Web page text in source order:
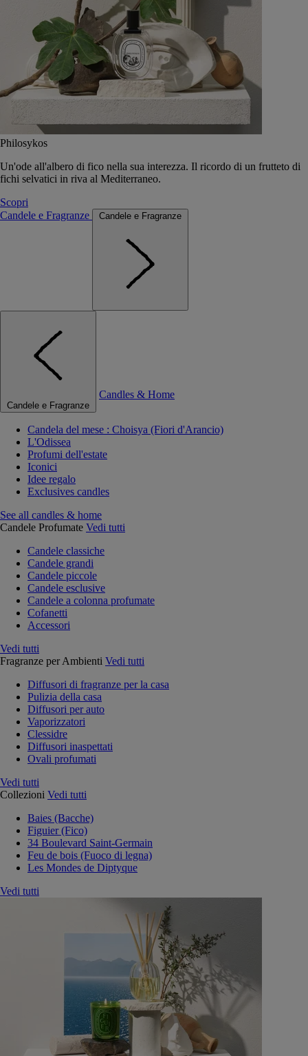
Philosykos
Un'ode all'albero di fico nella sua interezza. Il ricordo di un frutteto di
fichi selvatici in riva al Mediterraneo.
Scopri
Candele e Fragranze
Candele e Fragranze
Candele e Fragranze
Candles & Home
Candela del mese : Choisya (Fiori d'Arancio)
L'Odissea
Profumi dell'estate
Iconici
Idee regalo
Exclusives candles
See all candles & home
Candele Profumate Vedi tutti
Candele classiche
Candele grandi
Candele piccole
Candele esclusive
Candele a colonna profumate
Cofanetti
Accessori
Vedi tutti
Fragranze per Ambienti Vedi tutti
Diffusori di fragranze per la casa
Pulizia della casa
Diffusori per auto
Vaporizzatori
Clessidre
Diffusori inaspettati
Ovali profumati
Vedi tutti
Collezioni Vedi tutti
Baies (Bacche)
Figuier (Fico)
34 Boulevard Saint-Germain
Feu de bois (Fuoco di legna)
Les Mondes de Diptyque
Vedi tutti